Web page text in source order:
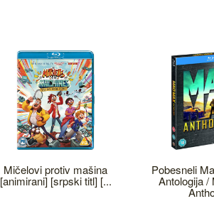
Mičelovi protiv mašina
[animirani] [srpski titl] [...
Pobesneli
Antologija /